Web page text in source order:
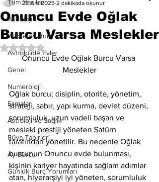
Tüm Yazılar
Astroloji
Yükselen Burç
Astrolojide Evler
Genel
Numeroloji
Esmalar
Astroloji ve Sağlık
Rüya Tabirleri
Ay Burcu
Günlük Burç Yorumları
Onuncu Evde Oğlak
Burcu Varsa Meslekler
28 Ara 2025 2 dakikada okunur
5 üzerinden NaN yıldız
Onuncu Evde Oğlak Burcu Varsa
Meslekler
Oğlak burcu; disiplin, otorite, yönetim,
strateji, sabır, yapı kurma, devlet düzeni,
sorumluluk, uzun vadeli başarı ve
mesleki prestiji yöneten Satürn
tarafından yönetilir. Bu nedenle Oğlak
burcunun Onuncu evde bulunması,
kişinin kariyer hayatında sağlam adımlar
atan, hiyerarşiyi iyi yöneten, sorumluluk